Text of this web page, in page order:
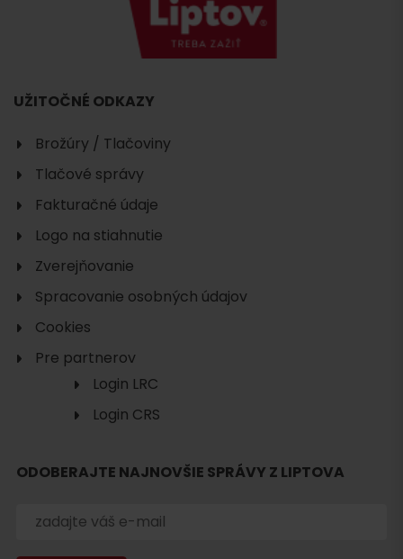
Hľadať
ubytovanie
UŽITOČNÉ ODKAZY
Brožúry / Tlačoviny
Tlačové správy
Fakturačné údaje
Logo na stiahnutie
Zverejňovanie
Spracovanie osobných údajov
Cookies
Pre partnerov
Login LRC
Login CRS
ODOBERAJTE NAJNOVŠIE SPRÁVY Z LIPTOVA